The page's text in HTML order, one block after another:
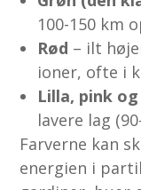
100-150 km
Rød – ilt
ioner, ofte i
Lilla, pink
lavere lag
Farverne kan
energien i